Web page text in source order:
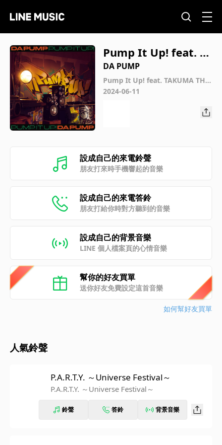
Pump It Up! feat. T
AKUMA THE GREAT
Instrumental
DA PUMP
Pump It Up! feat. TAKUMA THE
GREAT
2024-06-11
設成自己的來電鈴聲
朋友打來時手機響起的音樂
設成自己的來電答鈴
朋友打給你時對方聽到的音樂
設成自己的背景音樂
LINE 個人檔案頁的心情音樂
幫你的好友買單
送你好友免費設定這首音樂
如何幫好友買單
人氣鈴聲
P.A.R.T.Y. ～Universe Festival～
P.A.R.T.Y. ～Universe Festival～
鈴聲 答鈴 背景音樂